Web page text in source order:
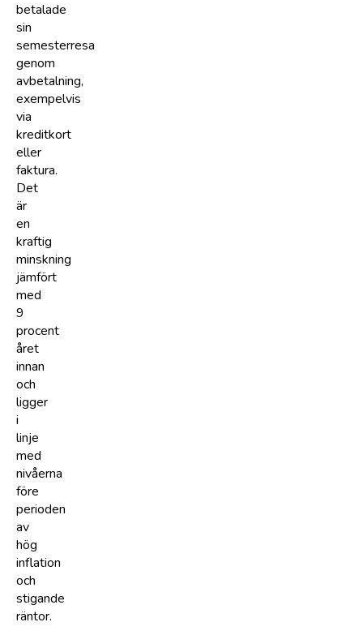
betalade
sin
semesterresa
genom
avbetalning,
exempelvis
via
kreditkort
eller
faktura.
Det
är
en
kraftig
minskning
jämfört
med
9
procent
året
innan
och
ligger
i
linje
med
nivåerna
före
perioden
av
hög
inflation
och
stigande
räntor.